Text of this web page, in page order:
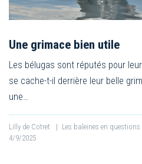
Une grimace bien utile
Les bélugas sont réputés pour
se cache-t-il derrière leur belle
une…
Lilly de Cotret | Les baleines en questions
4/9/2025